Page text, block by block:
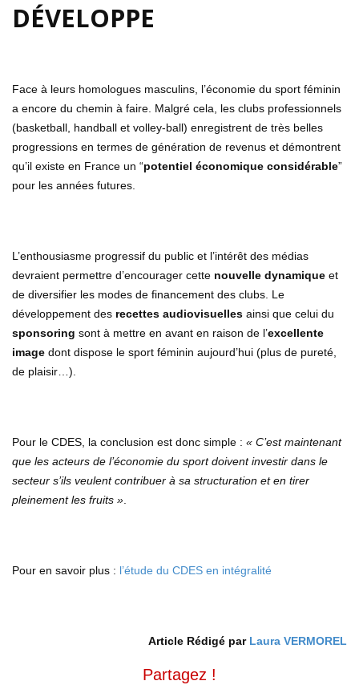
DÉVELOPPE
Face à leurs homologues masculins, l’économie du sport féminin
a encore du chemin à faire. Malgré cela, les clubs professionnels
(basketball, handball et volley-ball) enregistrent de très belles
progressions en termes de génération de revenus et démontrent
qu’il existe en France un “potentiel économique considérable”
pour les années futures.
L’enthousiasme progressif du public et l’intérêt des médias
devraient permettre d’encourager cette nouvelle dynamique et
de diversifier les modes de financement des clubs. Le
développement des recettes audiovisuelles ainsi que celui du
sponsoring sont à mettre en avant en raison de l’excellente
image dont dispose le sport féminin aujourd’hui (plus de pureté,
de plaisir…).
Pour le CDES, la conclusion est donc simple : « C’est maintenant
que les acteurs de l’économie du sport doivent investir dans le
secteur s’ils veulent contribuer à sa structuration et en tirer
pleinement les fruits ».
Pour en savoir plus : l’étude du CDES en intégralité
Article Rédigé par Laura VERMOREL
Partagez !